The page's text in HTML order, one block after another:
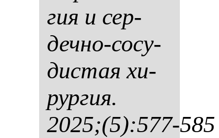
гия и сер­
деч­но-со­су­
дис­тая хи­
рур­гия.
2025;(5):577-585